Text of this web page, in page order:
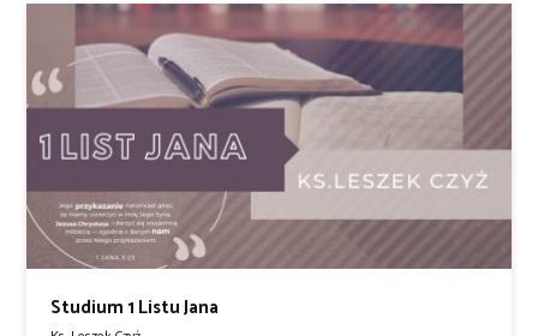
Studium 1 Listu Jana